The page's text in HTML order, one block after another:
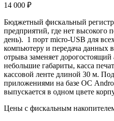
14 000 ₽
Бюджетный фискальный
предприятий, где нет высокого
день). 1 порт micro-USB для
компьютеру и передача данных
отрыва заменяет дорогостоящий
небольшие габариты, касса
кассовой ленте длиной 30 м.
приложениями на базе ОС
выпускается в одном цвете
Цены с фискальным